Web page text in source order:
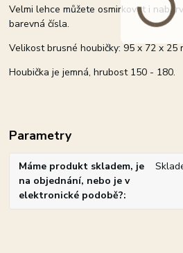
Velmi lehce můžete osmirkovat i
barevná čísla.
Velikost brusné houbičky: 95 x 72 x 25
Houbička je jemná, hrubost 150 - 180.
Parametry
Máme produkt skladem, je
na objednání, nebo je v
elektronické podobě?